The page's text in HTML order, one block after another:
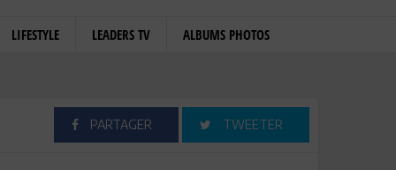
LIFESTYLE LEADERS TV ALBUMS PHOTOS
PARTAGER TWEETER